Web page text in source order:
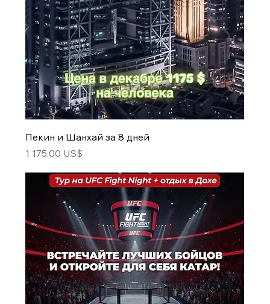
Пекин и Шанхай за 8 дней
Цена
1 175,00 US$